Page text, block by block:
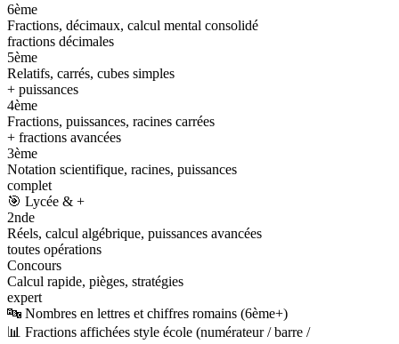
6ème
Fractions, décimaux, calcul mental consolidé
fractions décimales
5ème
Relatifs, carrés, cubes simples
+ puissances
4ème
Fractions, puissances, racines carrées
+ fractions avancées
3ème
Notation scientifique, racines, puissances
complet
🎯 Lycée & +
2nde
Réels, calcul algébrique, puissances avancées
toutes opérations
Concours
Calcul rapide, pièges, stratégies
expert
🔤 Nombres en lettres et chiffres romains (6ème+)
📊 Fractions affichées style école (numérateur / barre /